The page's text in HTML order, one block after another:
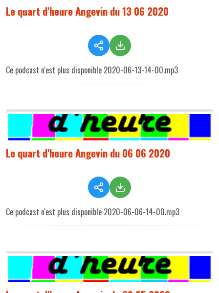
Le quart d'heure Angevin du 13 06 2020
Ce podcast n'est plus disponible 2020-06-13-14-00.mp3
Le quart d'heure Angevin du 06 06 2020
Ce podcast n'est plus disponible 2020-06-06-14-00.mp3